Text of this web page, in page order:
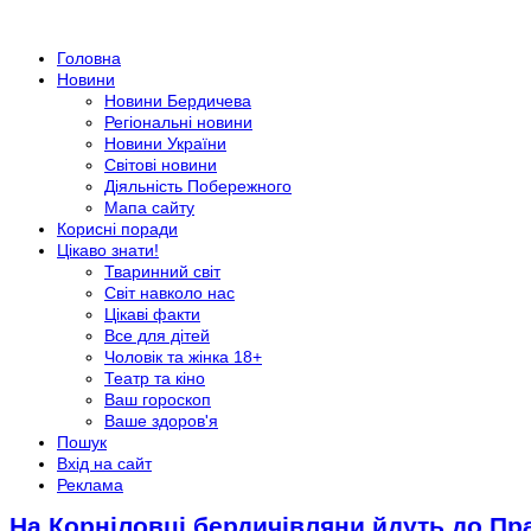
Головна
Новини
Новини Бердичева
Регіональні новини
Новини України
Світові новини
Діяльність Побережного
Мапа сайту
Корисні поради
Цікаво знати!
Тваринний світ
Світ навколо нас
Цікаві факти
Все для дітей
Чоловік та жінка 18+
Театр та кіно
Ваш гороскоп
Ваше здоров'я
Пошук
Вхід на сайт
Реклама